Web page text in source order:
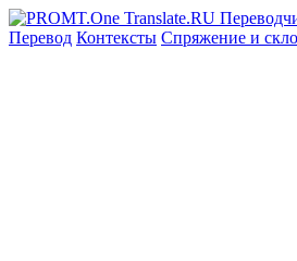
Перевод Контексты Спряжение и